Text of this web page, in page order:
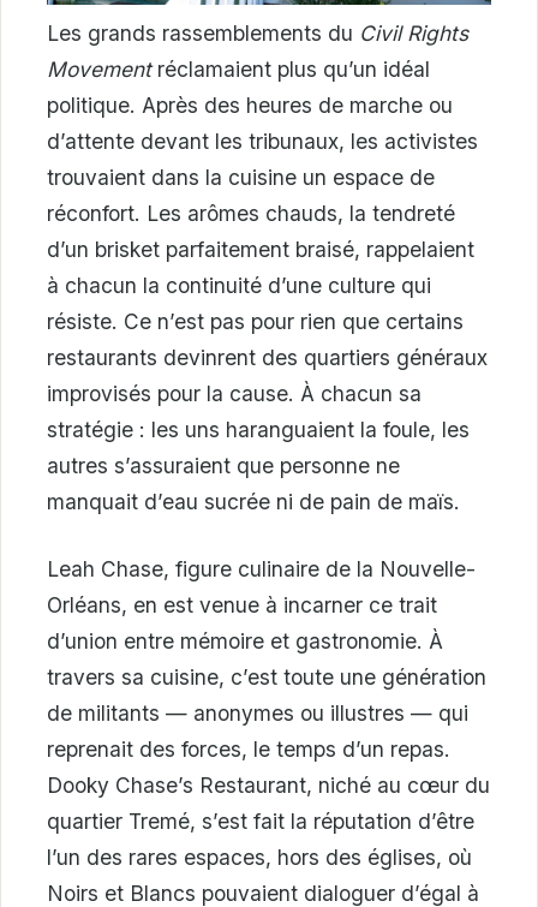
Les grands rassemblements du Civil Rights
Movementréclamaient plus qu’un idéal
politique. Après des heures de marche ou
d’attente devant les tribunaux, les activistes
trouvaient dans la cuisine un espace de
réconfort. Les arômes chauds, la tendreté
d’un brisket parfaitement braisé, rappelaient
à chacun la continuité d’une culture qui
résiste. Ce n’est pas pour rien que certains
restaurants devinrent des quartiers généraux
improvisés pour la cause. À chacun sa
stratégie : les uns haranguaient la foule, les
autres s’assuraient que personne ne
manquait d’eau sucrée ni de pain de maïs.
Leah Chase, figure culinaire de la Nouvelle-
Orléans, en est venue à incarner ce trait
d’union entre mémoire et gastronomie. À
travers sa cuisine, c’est toute une génération
de militants — anonymes ou illustres — qui
reprenait des forces, le temps d’un repas.
Dooky Chase’s Restaurant, niché au cœur du
quartier Tremé, s’est fait la réputation d’être
l’un des rares espaces, hors des églises, où
Noirs et Blancs pouvaient dialoguer d’égal à